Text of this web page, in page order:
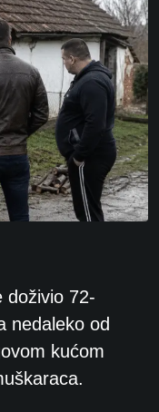
doživio 72-
nedaleko od
kućom